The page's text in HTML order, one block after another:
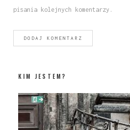
pisania kolejnych komentarzy.
KIM JESTEM?